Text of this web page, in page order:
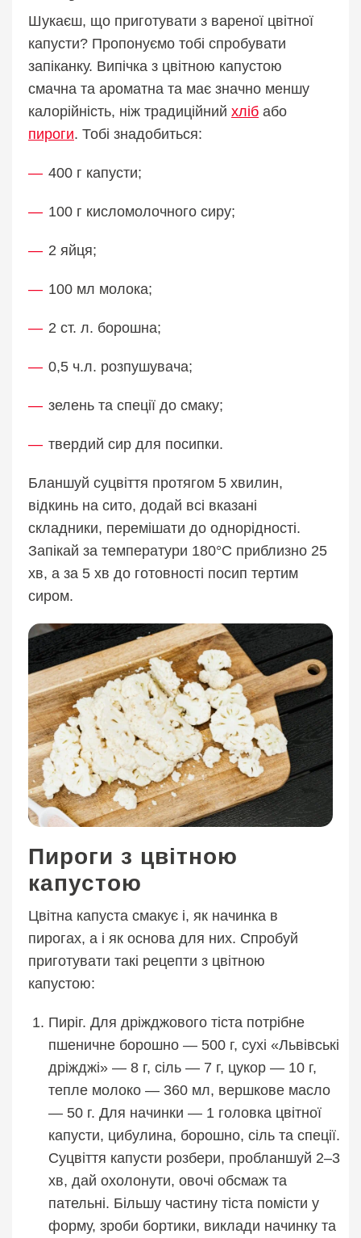
Шукаєш, що приготувати з вареної цвітної
капусти? Пропонуємо тобі спробувати
запіканку. Випічка з цвітною капустою
смачна та ароматна та має значно меншу
калорійність, ніж традиційний хліб або
пироги. Тобі знадобиться:
400 г капусти;
100 г кисломолочного сиру;
2 яйця;
100 мл молока;
2 ст. л. борошна;
0,5 ч.л. розпушувача;
зелень та спеції до смаку;
твердий сир для посипки.
Бланшуй суцвіття протягом 5 хвилин,
відкинь на сито, додай всі вказані
складники, перемішати до однорідності.
Запікай за температури 180°C приблизно 25
хв, а за 5 хв до готовності посип тертим
сиром.
Пироги з цвітною
капустою
Цвітна капуста смакує і, як начинка в
пирогах, а і як основа для них. Спробуй
приготувати такі рецепти з цвітною
капустою:
Пиріг. Для дріжджового тіста потрібне
пшеничне борошно — 500 г, сухі «Львівські
дріжджі» — 8 г, сіль — 7 г, цукор — 10 г,
тепле молоко — 360 мл, вершкове масло
— 50 г. Для начинки — 1 головка цвітної
капусти, цибулина, борошно, сіль та спеції.
Суцвіття капусти розбери, пробланшуй 2–3
хв, дай охолонути, овочі обсмаж та
пательні. Більшу частину тіста помісти у
форму, зроби бортики, виклади начинку та